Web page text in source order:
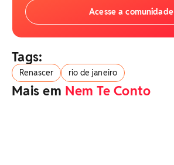
Acesse a comunidade
Tags:
Renascer rio de janeiro
Mais em Nem Te Conto